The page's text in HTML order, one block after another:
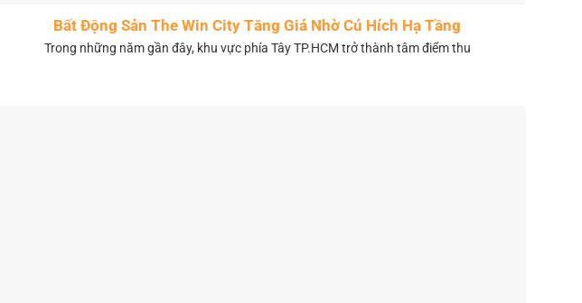
Bất Động Sản The Win City Tăng Giá Nhờ Cú Hích Hạ Tầng
Trong những năm gần đây, khu vực phía Tây TP.HCM trở thành tâm điểm thu